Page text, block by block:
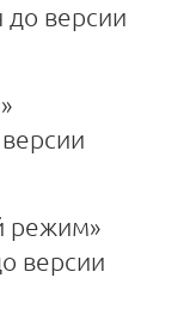
версии
режим»
версии